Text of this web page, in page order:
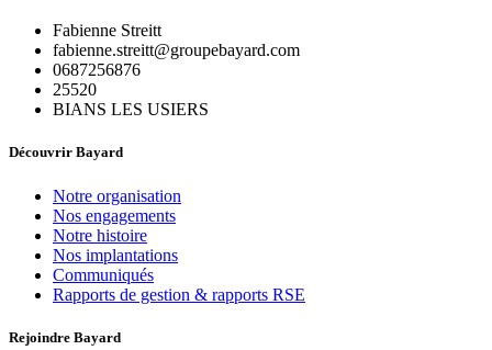
Fabienne Streitt
fabienne.streitt@groupebayard.com
0687256876
25520
BIANS LES USIERS
Découvrir Bayard
Notre organisation
Nos engagements
Notre histoire
Nos implantations
Communiqués
Rapports de gestion & rapports RSE
Rejoindre Bayard